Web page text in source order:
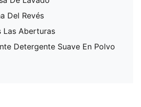
Del Revés
Las Aberturas
Detergente Suave En Polvo